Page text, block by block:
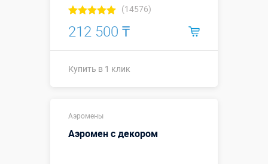
(14576)
212 500 ₸
Купить в 1 клик
Аэромены
Аэромен с декором